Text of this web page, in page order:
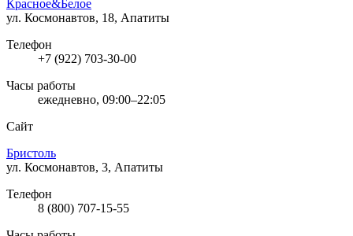
Красное&Белое
ул. Космонавтов, 18, Апатиты
Телефон
+7 (922) 703-30-00
Часы работы
ежедневно, 09:00–22:05
Сайт
Бристоль
ул. Космонавтов, 3, Апатиты
Телефон
8 (800) 707-15-55